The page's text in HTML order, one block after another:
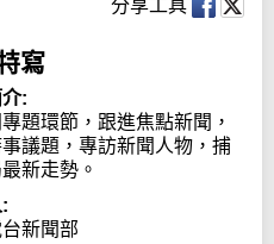
分享工具
寫
:
題環節，跟進焦點新聞，
議題，專訪新聞人物，捕
新走勢。
新聞部